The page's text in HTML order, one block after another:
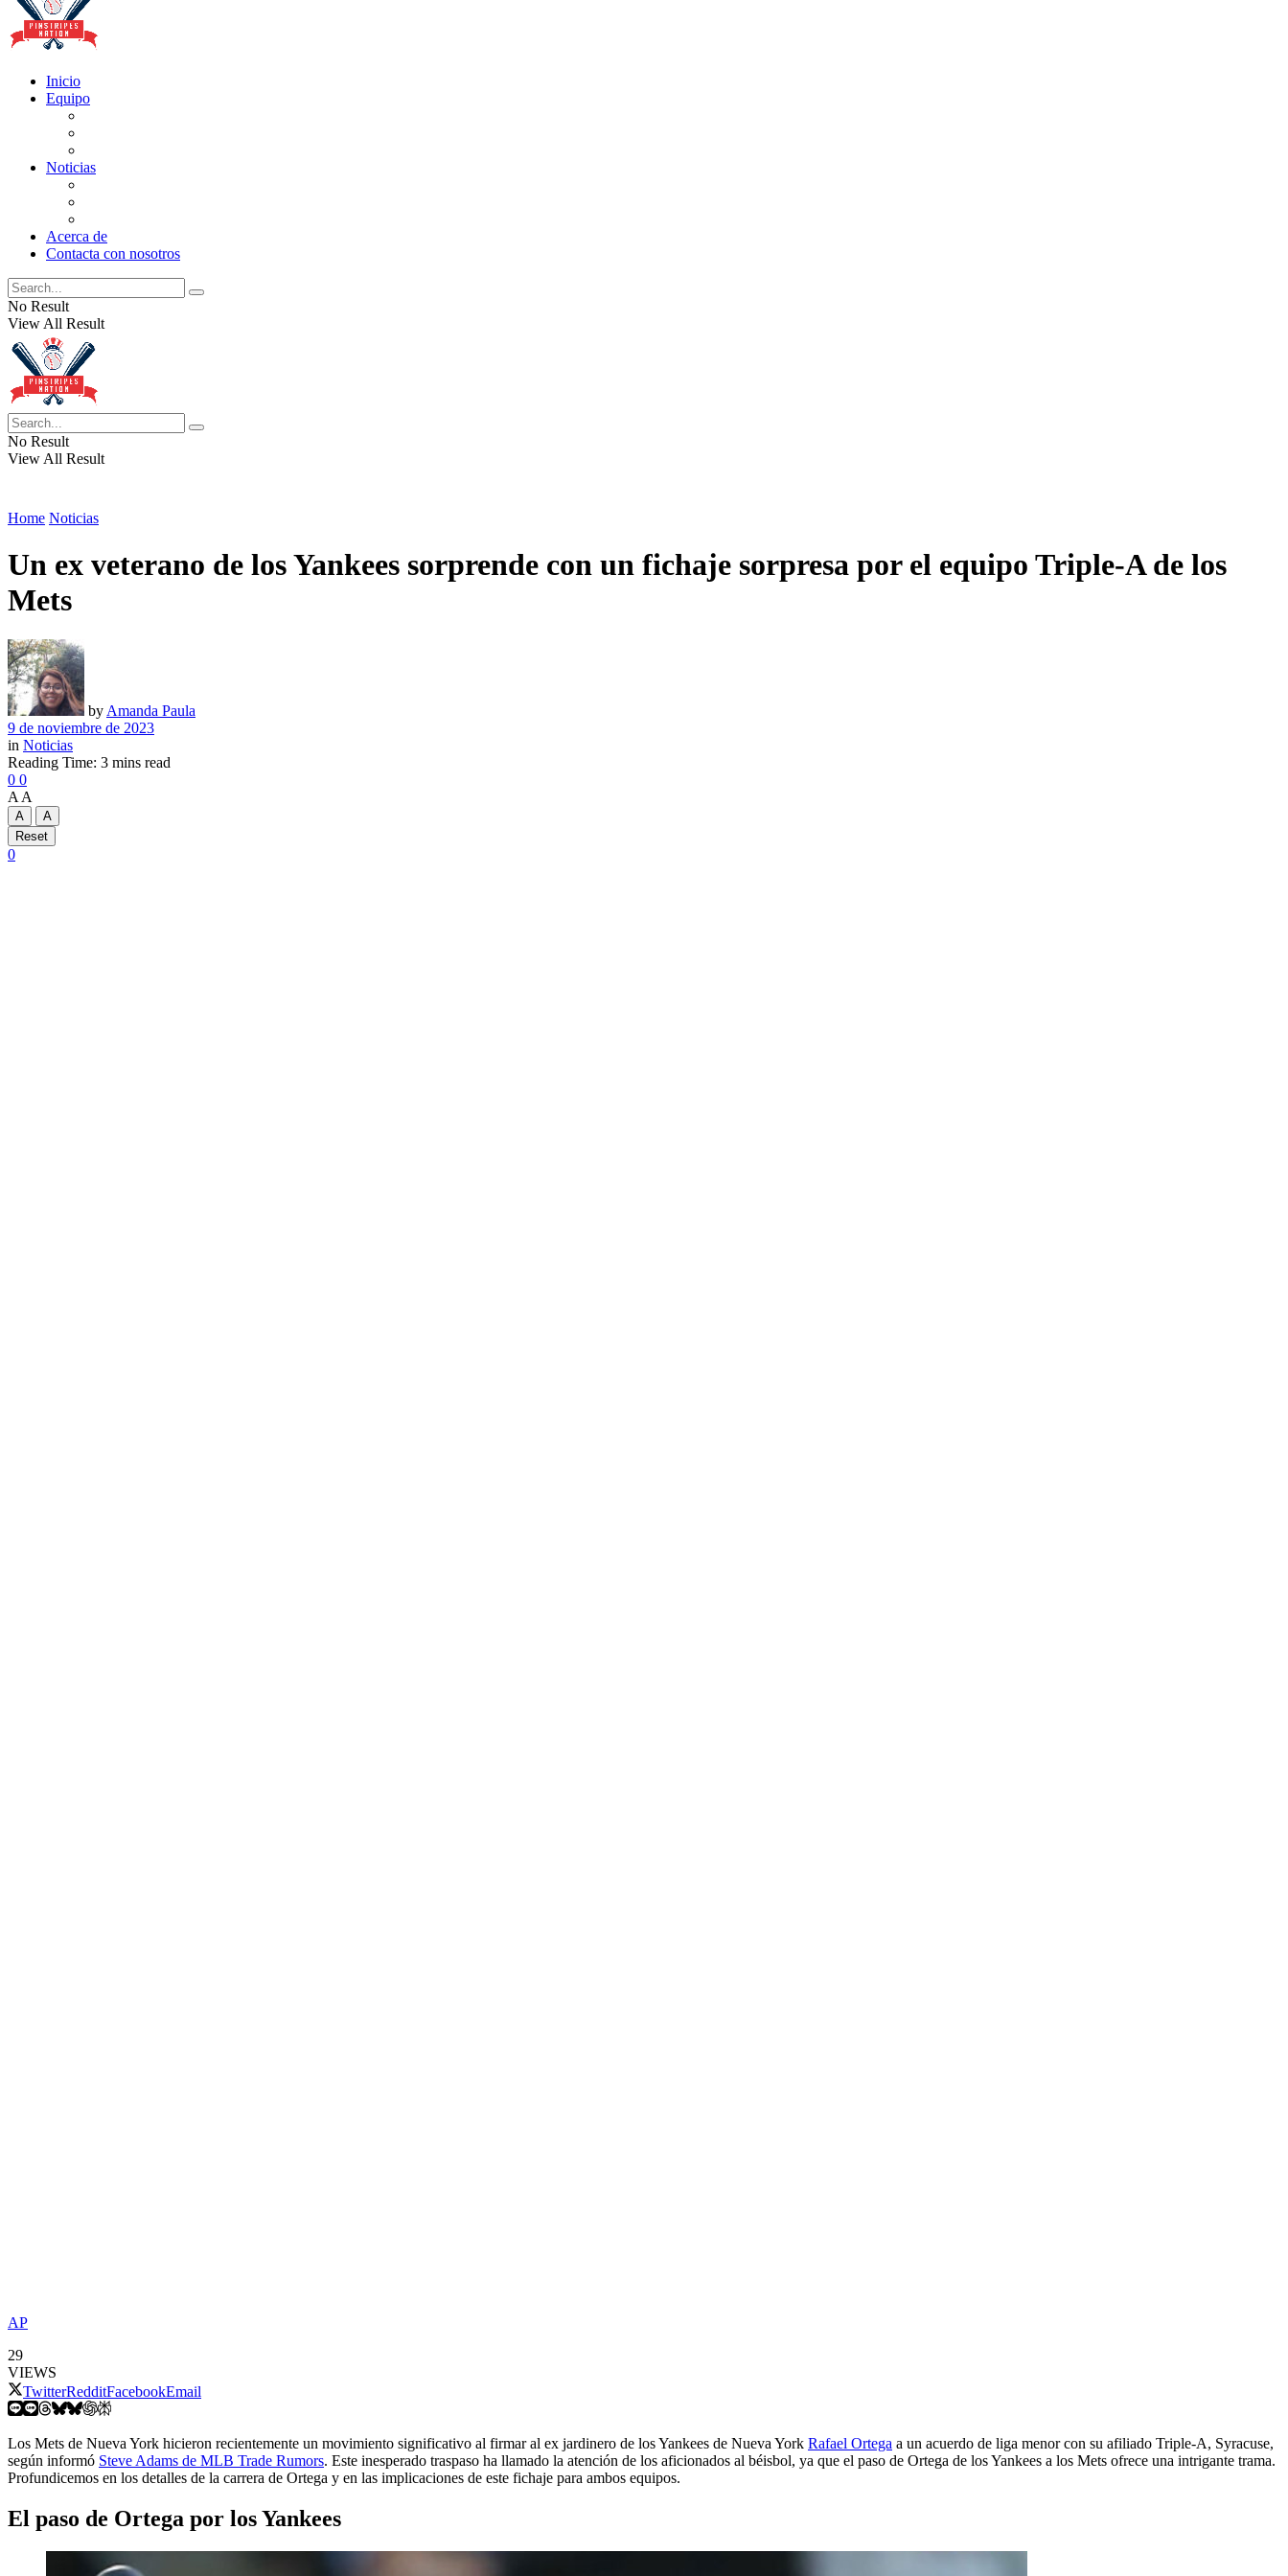
to
Inicio
Equipo
Noticias
Acerca de
Contacta con nosotros
No Result
View All Result
No Result
View All Result
Home Noticias
Un ex veterano de los Yankees sorprende con un fichaje sorpresa por el equipo Triple-A de los
Mets
by Amanda Paula
9 de noviembre de 2023
in Noticias
Reading Time: 3 mins read
0 0
A A
A
A
Reset
0
AP
29
VIEWS
TwitterRedditFacebookEmail
Los Mets de Nueva York hicieron recientemente un movimiento significativo al firmar al ex jardinero de los Yankees de Nueva York Rafael Ortega a un acuerdo de liga menor con su afiliado Triple-A, Syracuse,
según informó Steve Adams de MLB Trade Rumors. Este inesperado traspaso ha llamado la atención de los aficionados al béisbol, ya que el paso de Ortega de los Yankees a los Mets ofrece una intrigante trama.
Profundicemos en los detalles de la carrera de Ortega y en las implicaciones de este fichaje para ambos equipos.
El paso de Ortega por los Yankees